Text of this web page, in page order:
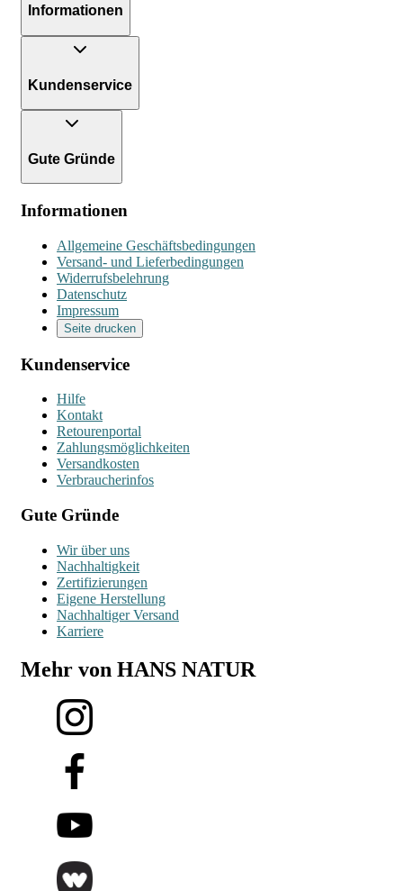
Informationen
Kundenservice
Gute Gründe
Informationen
Allgemeine Geschäftsbedingungen
Versand- und Lieferbedingungen
Widerrufsbelehrung
Datenschutz
Impressum
Seite drucken
Kundenservice
Hilfe
Kontakt
Retourenportal
Zahlungsmöglichkeiten
Versandkosten
Verbraucherinfos
Gute Gründe
Wir über uns
Nachhaltigkeit
Zertifizierungen
Eigene Herstellung
Nachhaltiger Versand
Karriere
Mehr von HANS NATUR